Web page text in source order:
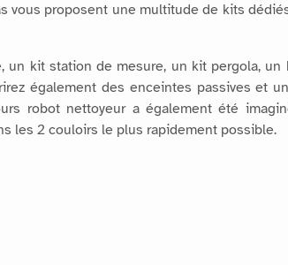
proposent une multitude de kits
un kit station de mesure, un kit pergola,
également des enceintes passives et
robot nettoyeur a également été
les 2 couloirs le plus rapidement possible.